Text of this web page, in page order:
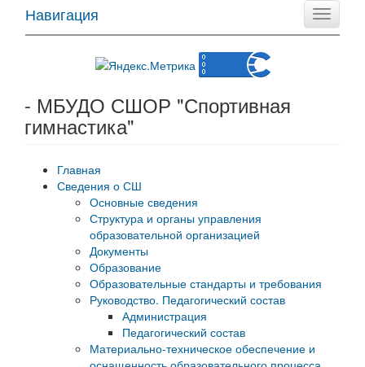
Toggle
Навигация
- МБУДО СШОР "Спортивная
гимнастика"
Главная
Сведения о СШ
Основные сведения
Структура и органы управления
образовательной организацией
Документы
Образование
Образовательные стандарты и требования
Руководство. Педагогический состав
Администрация
Педагогический состав
Материально-техническое обеспечение и